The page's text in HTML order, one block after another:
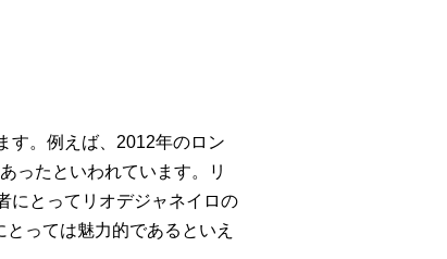
す。例えば、2012年のロン
ったといわれています。リ
にとってリオデジャネイロの
っては魅力的であるといえ